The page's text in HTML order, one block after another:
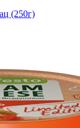
(250г)